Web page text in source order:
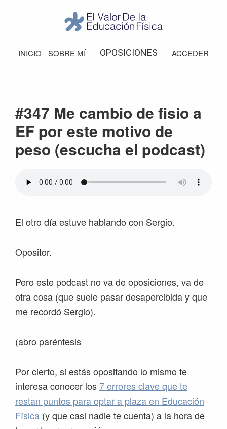
navegación
principal
barra
Valor
de
INICIO SOBRE MÍ OPOSICIONES ACCEDER
#347 Me cambio de fisio a
EF por este motivo de
peso (escucha el podcast)
El otro día estuve hablando con Sergio.
Opositor.
Pero este podcast no va de oposiciones, va de
otra cosa (que suele pasar desapercibida y que
me recordó Sergio).
(abro paréntesis
Por cierto, si estás opositando lo mismo te
interesa conocer los7 errores clave que te
restan puntos para optar a plaza en Educación
Física (y que casi nadie te cuenta) a la hora de